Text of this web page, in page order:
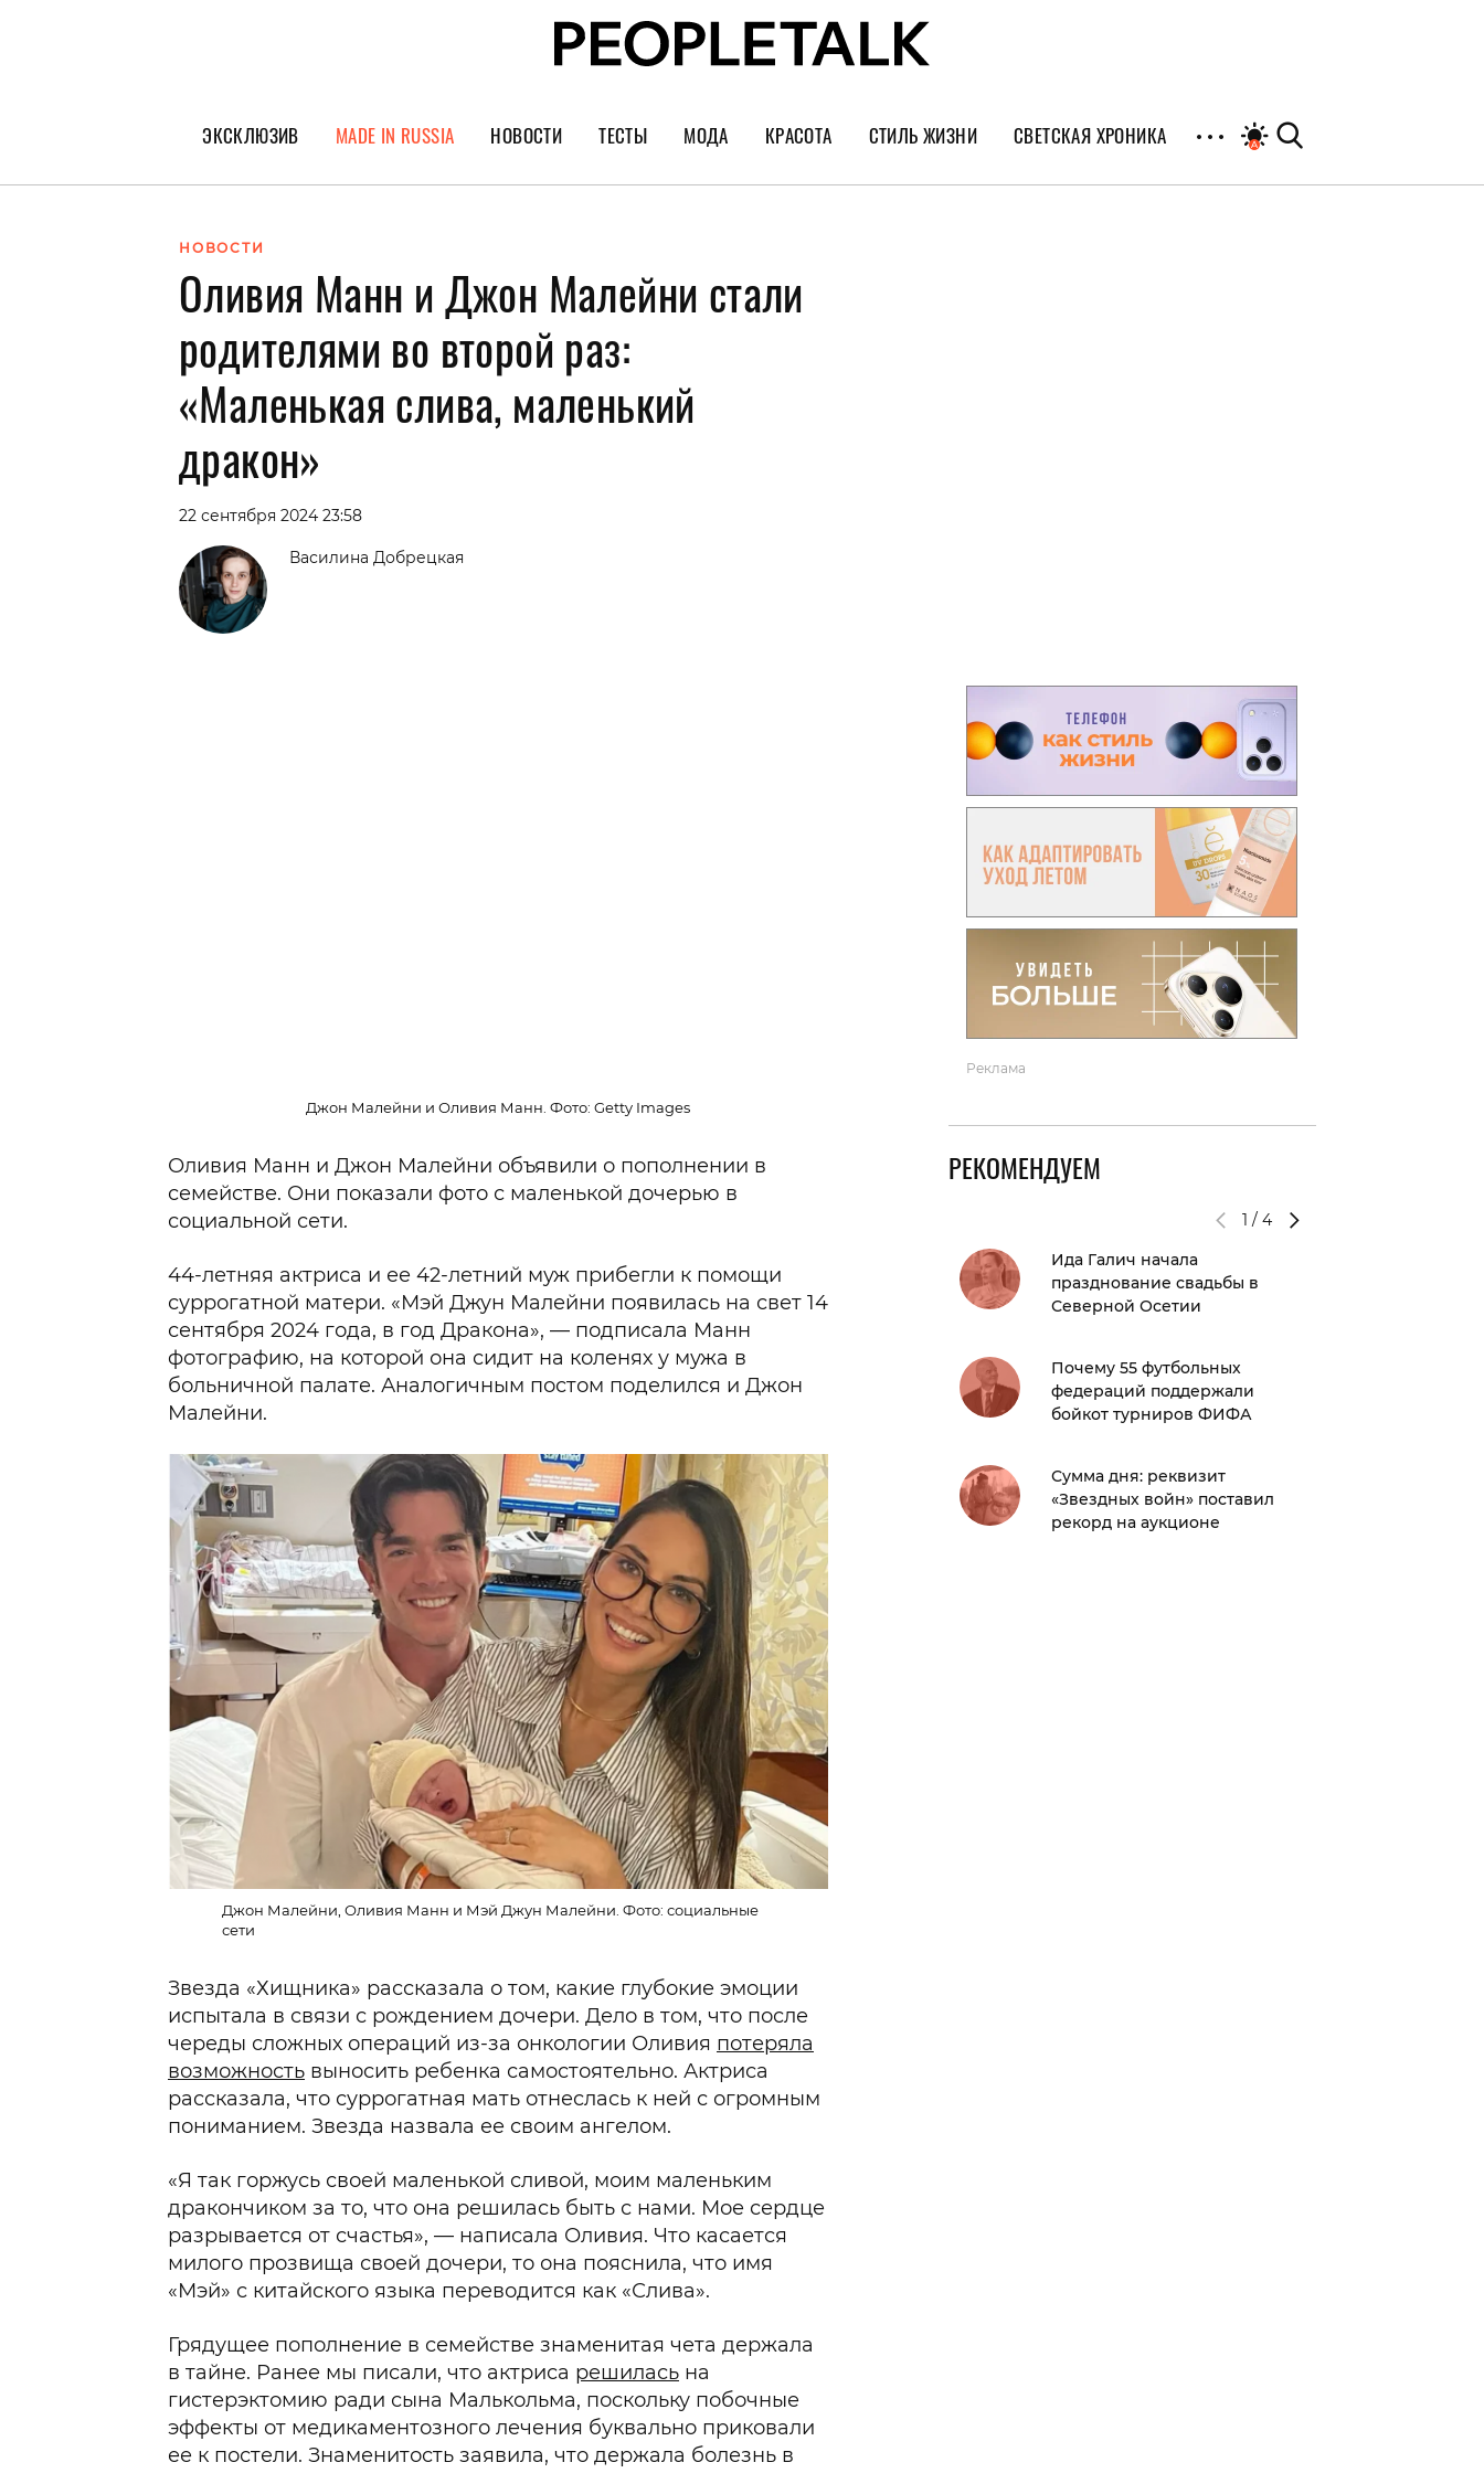
ЭКСКЛЮЗИВ
ГЕРОИ PEOPLETALK
ПОКОЛЕНИЕ
MADE IN RUSSIA НОВОСТИ ТЕСТЫ МОДА
Тренды
Украшения и часы
КРАСОТА
Уход за лицом
Парфюм
СТИЛЬ ЖИЗНИ
Культура
СВЕТСКАЯ ХРОНИКА
НОВОСТИ
Оливия Манн и Джон Малейни стали
родителями во второй раз:
«Маленькая слива, маленький
дракон»
22 сентября 2024 23:58
Василина Добрецкая
Джон Малейни и Оливия Манн. Фото: Getty Images
Оливия Манн и Джон Малейни объявили о пополнении в
семействе. Они показали фото с маленькой дочерью в
социальной сети.
44-летняя актриса и ее 42-летний муж прибегли к помощи
суррогатной матери. «Мэй Джун Малейни появилась на свет 14
сентября 2024 года, в год Дракона», — подписала Манн
фотографию, на которой она сидит на коленях у мужа в
больничной палате. Аналогичным постом поделился и Джон
Малейни.
Джон Малейни, Оливия Манн и Мэй Джун Малейни. Фото: социальные
сети
Звезда «Хищника» рассказала о том, какие глубокие эмоции
испытала в связи с рождением дочери. Дело в том, что после
череды сложных операций из-за онкологии Оливия потеряла
возможность выносить ребенка самостоятельно. Актриса
рассказала, что суррогатная мать отнеслась к ней с огромным
пониманием. Звезда назвала ее своим ангелом.
«Я так горжусь своей маленькой сливой, моим маленьким
дракончиком за то, что она решилась быть с нами. Мое сердце
разрывается от счастья», — написала Оливия. Что касается
милого прозвища своей дочери, то она пояснила, что имя
«Мэй» с китайского языка переводится как «Слива».
Грядущее пополнение в семействе знаменитая чета держала
в тайне. Ранее мы писали, что актриса решилась на
гистерэктомию ради сына Малькольма, поскольку побочные
эффекты от медикаментозного лечения буквально приковали
ее к постели. Знаменитость заявила, что держала болезнь в
Реклама
РЕКОМЕНДУЕМ
1 /4
Ида Галич начала
празднование свадьбы в
Северной Осетии
Почему 55 футбольных
федераций поддержали
бойкот турниров ФИФА
Сумма дня: реквизит
«Звездных войн» поставил
рекорд на аукционе